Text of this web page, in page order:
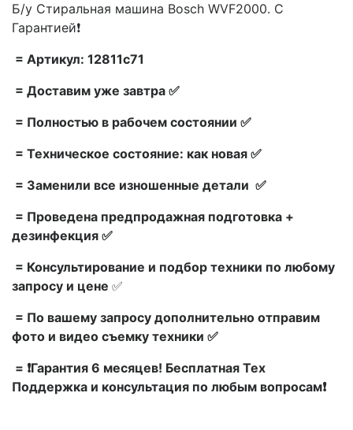
Б/у Стиральная машина Bosch WVF2000. С
Гарантией❗
= Артикул: 12811c71
= Доставим уже завтра ✅
= Полностью в рабочем состоянии ✅
= Техническое состояние: как новая ✅
= Заменили все изношенные детали ✅
= Проведена предпродажная подготовка +
дезинфекция ✅
= Консультирование и подбор техники по любому
запросу и цене ✅
= По вашему запросу дополнительно отправим
фото и видео съемку техники ✅
= ❗Гарантия 6 месяцев! Бесплатная Тех
Поддержка и консультация по любым вопросам❗